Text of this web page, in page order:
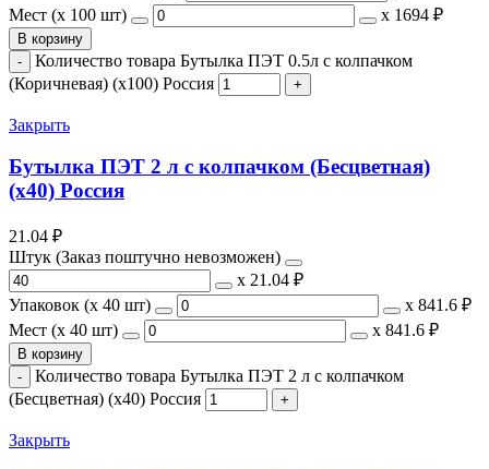
Мест (x 100 шт)
х 1694 ₽
В корзину
Количество товара Бутылка ПЭТ 0.5л с колпачком
(Коричневая) (х100) Россия
Закрыть
Бутылка ПЭТ 2 л с колпачком (Бесцветная)
(х40) Россия
21.04 ₽
Штук (Заказ поштучно невозможен)
х 21.04 ₽
Упаковок (x 40 шт)
х 841.6 ₽
Мест (x 40 шт)
х 841.6 ₽
В корзину
Количество товара Бутылка ПЭТ 2 л с колпачком
(Бесцветная) (х40) Россия
Закрыть